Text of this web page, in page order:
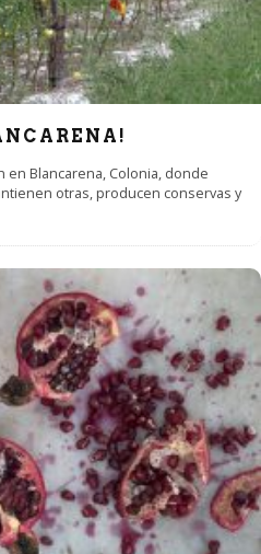
en Blancarena, Colonia, donde
otras, producen conservas y